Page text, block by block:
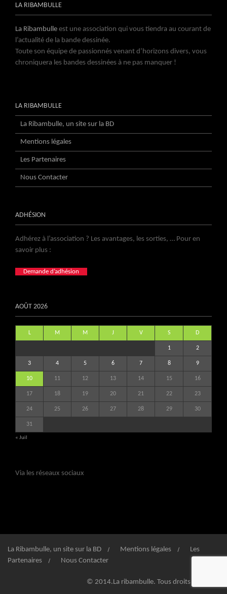
LA RIBAMBULLE
La Ribambulle est une association qui vous tiendra au courant de
l’actualité de la bande dessinée.
Toute son équipe de passionnés venant d’horizons divers, vous
chroniquera les bandes dessinées à ne pas manquer !
LA RIBAMBULLE
La Ribambulle, un site sur la BD
Mentions légales
Les Partenaires
Nous Contacter
ADHÉSION
Adhérez à l’association ? Les avantages, les sorties, … Pour en
savoir plus :
Demande d’adhésion
AOÛT 2026
L M M J V S D
1 2
3 4 5 6 7 8 9
10 11 12 13 14 15 16
17 18 19 20 21 22 23
24 25 26 27 28 29 30
31
« Juil
Via les réseaux sociaux
La Ribambulle, un site sur la BD Mentions légales
Les
Partenaires
Nous Contacter
© 2014.La ribambulle. Tous droits réservés.